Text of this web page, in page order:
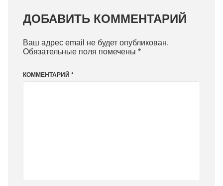
ДОБАВИТЬ КОММЕНТАРИЙ
Ваш адрес email не будет опубликован.
Обязательные поля помечены *
КОММЕНТАРИЙ *